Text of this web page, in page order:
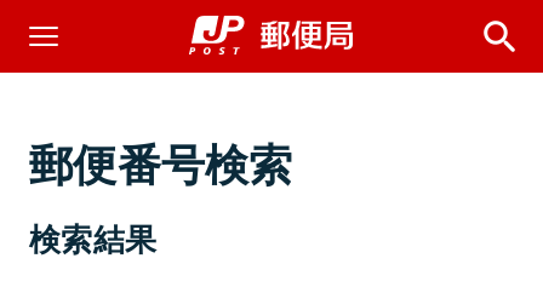
郵便番号検索
検索結果